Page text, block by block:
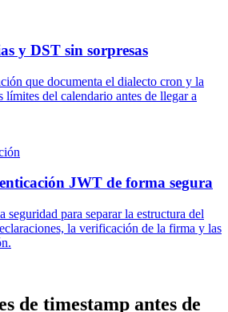
y DST sin sorpresas
que documenta el dialecto cron y la
límites del calendario antes de llegar a
JWT de forma segura
seguridad para separar la estructura del
la verificación de la firma y las
de timestamp antes de